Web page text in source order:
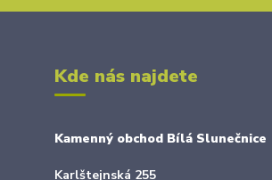
Kde nás najdete
Kamenný obchod Bílá Slunečnice
Karlštejnská 255